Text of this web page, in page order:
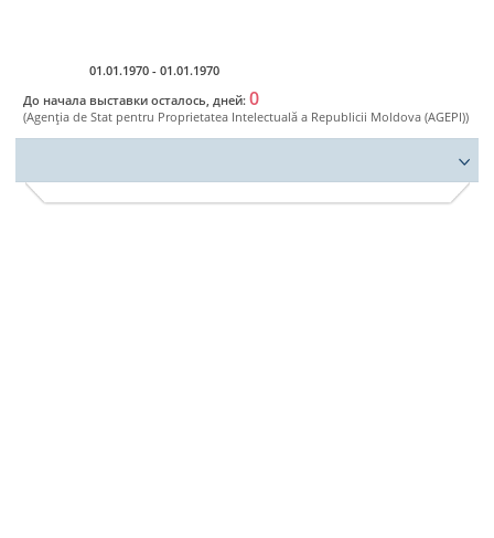
01.01.1970 - 01.01.1970
До начала выставки осталось, дней: 0
(Agenţia de Stat pentru Proprietatea Intelectuală a Republicii Moldova (AGEPI))